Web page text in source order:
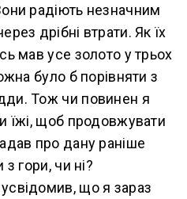
радіють незначним
дрібні втрати. Як їх
мав усе золото у трьох
було б порівняти з
Тож чи повинен я
їжі, щоб продовжувати
про дану раніше
гори, чи ні?
що я зараз